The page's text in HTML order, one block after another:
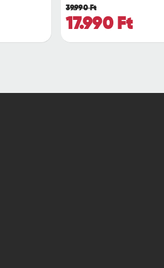
17.990 Ft
39.990 Ft